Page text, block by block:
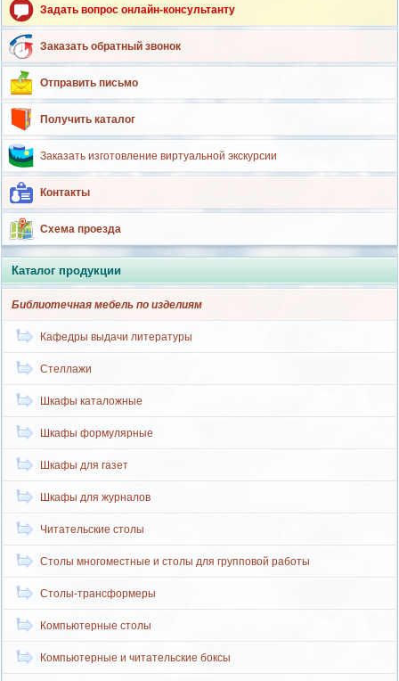
Задать вопрос онлайн-консультанту
Заказать обратный звонок
Отправить письмо
Получить каталог
Заказать изготовление виртуальной экскурсии
Контакты
Схема проезда
Каталог продукции
Библиотечная мебель по изделиям
Кафедры выдачи литературы
Стеллажи
Шкафы каталожные
Шкафы формулярные
Шкафы для газет
Шкафы для журналов
Читательские столы
Столы многоместные и столы для групповой работы
Столы-трансформеры
Компьютерные столы
Компьютерные и читательские боксы